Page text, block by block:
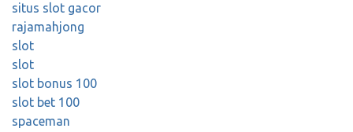
situs slot gacor
rajamahjong
slot
slot
slot bonus 100
slot bet 100
spaceman